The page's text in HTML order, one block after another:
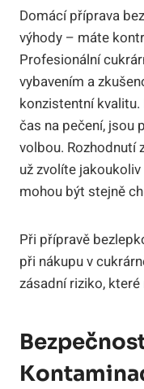
Domácí příprava
výhody – máte
Profesionální
vybavením a
konzistentní
čas na pečení, jsou
volbou. Rozhodnutí
už zvolíte
mohou být stejně
Při přípravě
při nákupu v
zásadní riziko,